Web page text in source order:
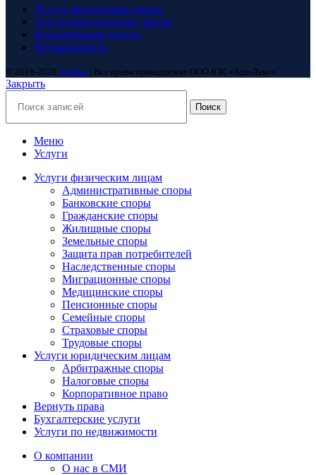
Услуги физическим лицам
Услуги юридическим лицам
Бухгалтерские услуги
Недвижимость
© 2016-2026 А-Лекс | Все права принадлежат ООО ЮК «Адв-Лекс»
Закрыть
Поиск
Меню
Услуги
Услуги физическим лицам
Административные споры
Банковские споры
Гражданские споры
Жилищные споры
Земельные споры
Защита прав потребителей
Наследственные споры
Миграционные споры
Медицинские споры
Пенсионные споры
Семейные споры
Страховые споры
Трудовые споры
Услуги юридическим лицам
Арбитражные споры
Налоговые споры
Корпоративное право
Вернуть права
Бухгалтерские услуги
Услуги по недвижимости
О компании
О нас в СМИ